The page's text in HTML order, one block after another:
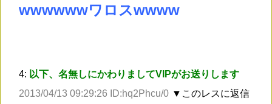
wwwwwwワロスwwww
4: 以下、名無しにかわりましてVIPがお送りします
2013/04/13 09:29:26 ID:hq2Phcu/0 ▼このレスに返信